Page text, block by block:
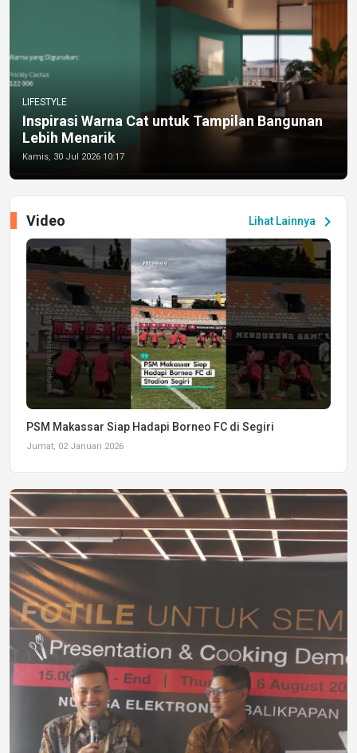
LIFESTYLE
Inspirasi Warna Cat untuk Tampilan Bangunan
Lebih Menarik
Kamis, 30 Jul 2026 10:17
Lihat Lainnya chevron_right
Video
PSM Makassar Siap Hadapi Borneo FC di Segiri
Jumat, 02 Januari 2026